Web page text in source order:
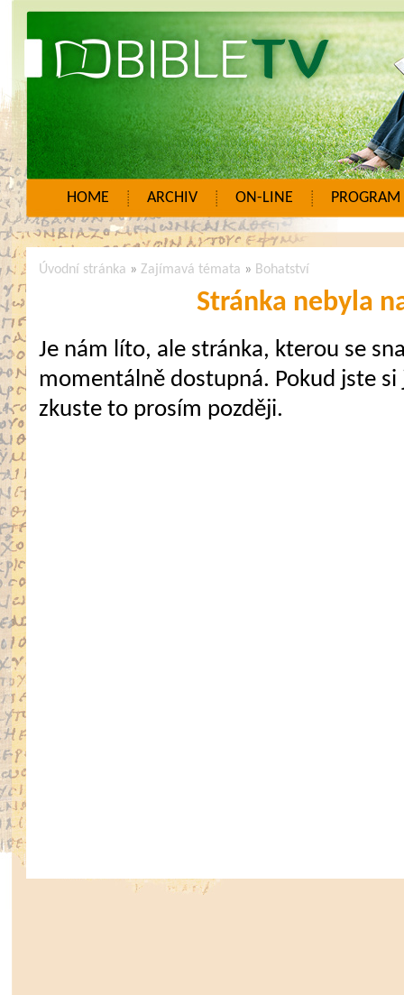
HOME ARCHIV ON-LINE PROGRAM
Úvodní stránka »Zajímavá témata » Bohatství
Stránka nebyla
Je nám líto, ale stránka, kterou se
momentálně dostupná. Pokud jste
zkuste to prosím později.